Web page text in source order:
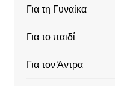
Για τη Γυναίκα
Για το παιδί
Για τον Άντρα